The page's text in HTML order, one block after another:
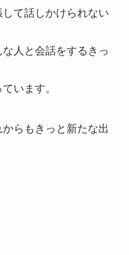
して話しかけられない
人と会話をするきっ
います。
らもきっと新たな出